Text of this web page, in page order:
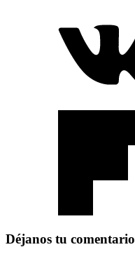
Déjanos tu comentario